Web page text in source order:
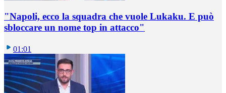
"Napoli, ecco la squadra che vuole Lukaku. E può
sbloccare un nome top in attacco"
01:01